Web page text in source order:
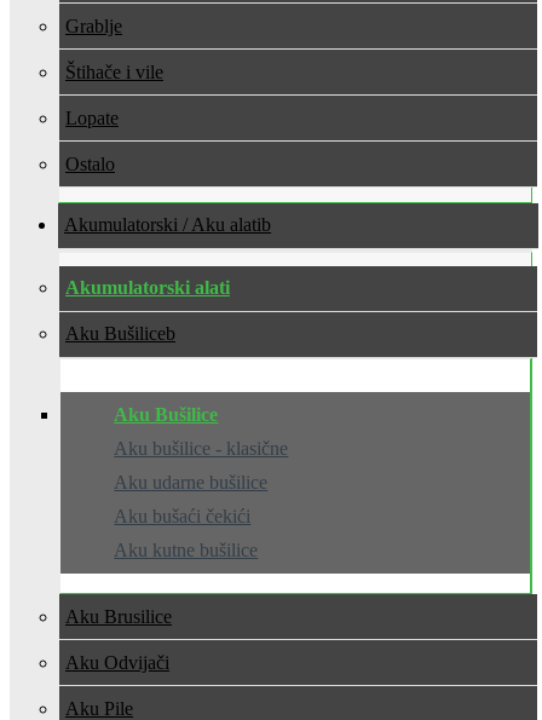
Grablje
Štihače i vile
Lopate
Ostalo
Akumulatorski / Aku alati
Akumulatorski alati
Aku Bušilice
Aku Bušilice
Aku bušilice - klasične
Aku udarne bušilice
Aku bušaći čekići
Aku kutne bušilice
Aku Brusilice
Aku Odvijači
Aku Pile